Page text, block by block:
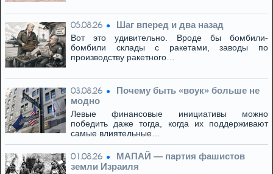
05.08.26 Шаг вперед и два назад
Вот это удивительно. Вроде бы бомбили-
бомбили склады с ракетами, заводы по
производству ракетного…
03.08.26
Почему быть «воук» больше не
модно
Левые финансовые инициативы можно
победить даже тогда, когда их поддерживают
самые влиятельные…
01.08.26
МАПАЙ — партия фашистов
земли Израиля